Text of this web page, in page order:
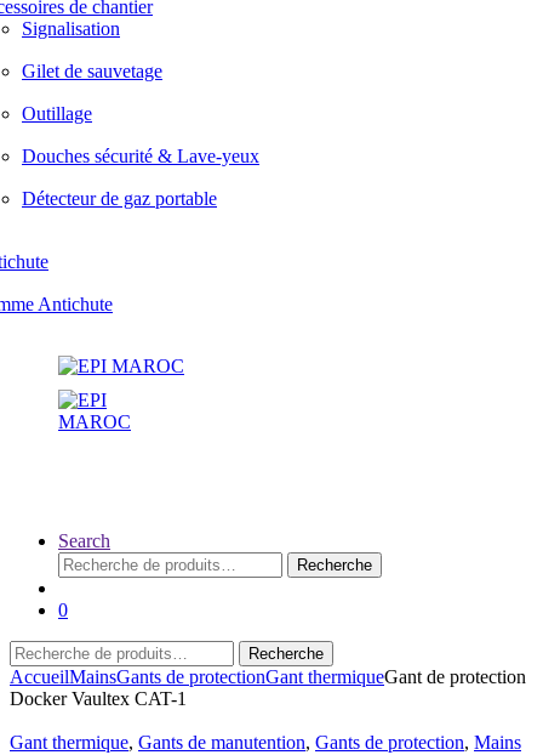
de chantier
Signalisation
Gilet de sauvetage
Outillage
Douches sécurité & Lave-yeux
Détecteur de gaz portable
Antichute
Search
Recherche
pour :
Recherche
0
Recherche
pour :
Recherche
AccueilMainsGants de protectionGant thermiqueGant de protection
Docker Vaultex CAT-1
Gant thermique, Gants de manutention, Gants de protection, Mains